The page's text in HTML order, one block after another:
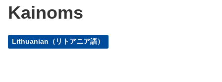
Kainoms
Lithuanian（リトアニア語）